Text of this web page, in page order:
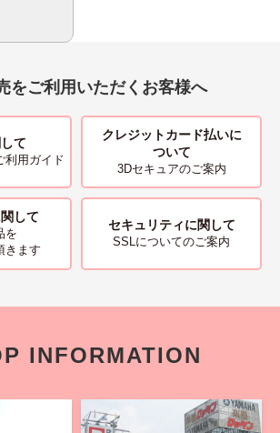
をご利用いただくお客様へ
て
利用ガイド
クレジットカード払いに
ついて
3Dセキュアのご案内
して
を
きます
セキュリティに関して
SSLについてのご案内
INFORMATION